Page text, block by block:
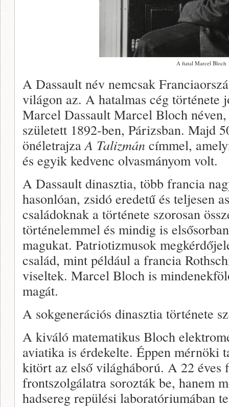
A fiatal Marcel Bloch
A Dassault név nemcsak
világon az. A hatalmas cég
Marcel Dassault Marcel Bloch
született 1892-ben, Párizsban. Majd
önéletrajzaA Talizmán címmel,
és egyik kedvenc olvasmányom volt.
A Dassault dinasztia, több francia
hasonlóan, zsidó eredetű és teljesen
családoknak a története szorosan
történelemmel és mindig is
magukat. Patriotizmusok
család, mint például a francia
viseltek. Marcel Bloch is
magát.
A sokgenerációs dinasztia története
A kiváló matematikus Bloch
aviatika is érdekelte. Éppen mérnöki
kitört az első világháború. A 22 éves
frontszolgálatra sorozták be, hanem
hadsereg repülési laboratóriumában